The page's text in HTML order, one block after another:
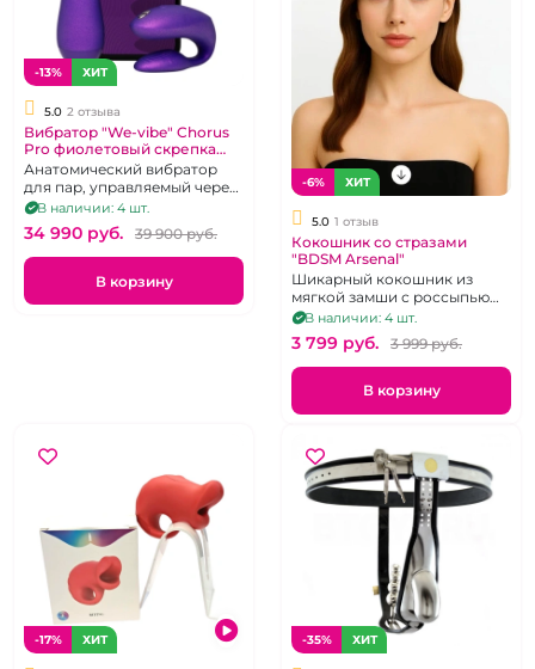
-13% ХИТ
5.0 2 отзыва
Вибратор "We-vibe" Chorus
Pro фиолетовый скрепка
для пар
Анатомический вибратор
для пар, управляемый через
тактильный пульт и
приложение.
В наличии: 4 шт.
34 990 pуб. 39 900 pуб.
В корзину
-6% ХИТ
5.0 1 отзыв
Кокошник со стразами
"BDSM Arsenal"
Шикарный кокошник из
мягкой замши с россыпью
страз.
В наличии: 4 шт.
3 799 pуб. 3 999 pуб.
В корзину
-17% ХИТ -35% ХИТ